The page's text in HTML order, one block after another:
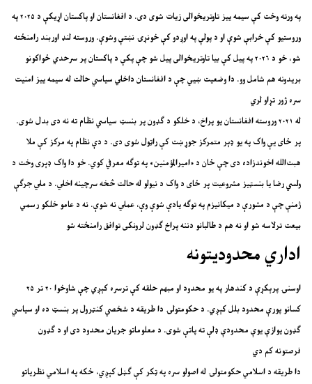
په ورته وخت کې سیمه ییز تاوتریخوالی زیات شوی دی. د افغانستان او پاکستان اړیکې د ۲۰۲۵ په
وروستیو کې خرابې شوې او د پولې په اوږدو کې خونړۍ نښتې وشوې. وروسته لنډ اوربند رامنځته
شو، خو د ۲۰۲۶ په پیل کې بیا تاوتریخوالی پیل شو چې پکې د پاکستان پر سرحدي ځواکونو
بریدونه هم شامل وو. دا وضعیت ښيي چې د افغانستان داخلي سیاسي حالت له سیمه ییز امنیت
سره ژور تړاو لري
له ۲۰۲۱ وروسته افغانستان یو پراخ، د خلکو د ګډون پر بنسټ سیاسي نظام ته نه دی بدل شوی.
پر ځای یې واک په یو ډېر متمرکز جوړښت کې راټول شوی دی. د دې نظام په مرکز کې ملا
هبت‌الله اخوندزاده دی چې ځان د «امیرالمؤمنین» په توګه معرفي کوي. خو دا واک ډېری وخت د
ولسي رضا یا بنسټیز مشروعیت پر ځای د واک د نیولو له حالت څخه سرچینه اخلي. د ملي جرګې
ژمنې چې د مشورې د میکانیزم په توګه یادې شوې وې، عملي نه شوې. نه د عامو خلکو رسمي
بیعت ترلاسه شو او نه هم د طالبانو دننه پراخ ګډون لرونکی توافق رامنځته شو
اداري محدودیتونه
اوسنۍ پرېکړې د کندهار په یو محدود او مبهم حلقه کې ترسره کېږي چې شاوخوا ۲۰ تر ۲۵
کسانو پورې محدود بلل کېږي. د حکومتولۍ دا طریقه د شخصي کنټرول پر بنسټ ده او سیاسي
ګډون یوازې یوې محدودې ډلې ته پاتې شوی. د معلوماتو جریان محدود دی او د ګډون
فرصتونه کم دي
دا طریقه د اسلامي حکومتولۍ له اصولو سره په ټکر کې ګڼل کېږي، ځکه په اسلامي نظریاتو